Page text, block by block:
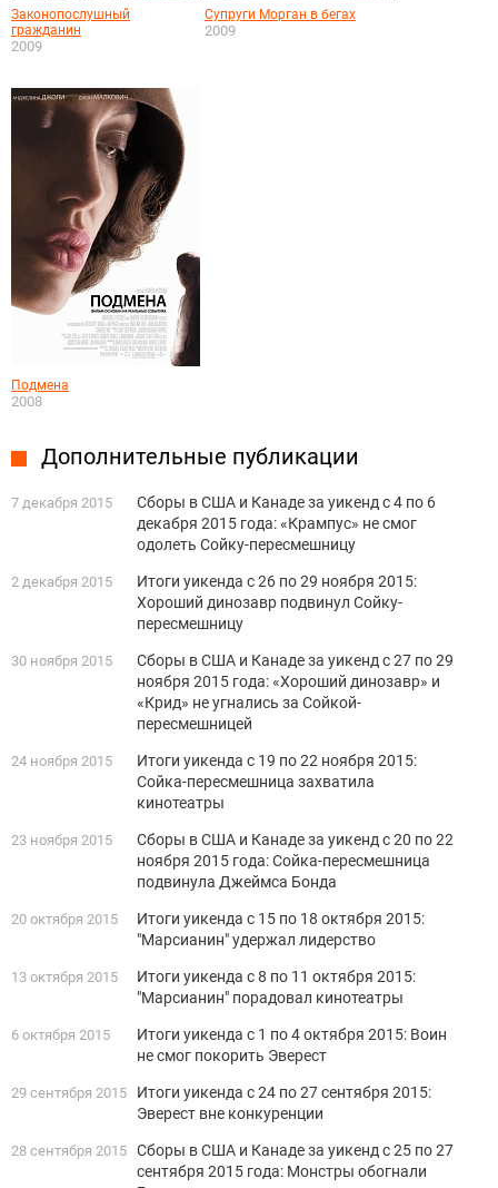
Законопослушный
гражданин
2009
Супруги Морган в бегах
2009
Подмена
2008
Дополнительные публикации
7 декабря 2015
Сборы в США и Канаде за уикенд с 4 по 6
декабря 2015 года: «Крампус» не смог
одолеть Сойку-пересмешницу
2 декабря 2015
Итоги уикенда с 26 по 29 ноября 2015:
Хороший динозавр подвинул Сойку-
пересмешницу
30 ноября 2015
Сборы в США и Канаде за уикенд с 27 по 29
ноября 2015 года: «Хороший динозавр» и
«Крид» не угнались за Сойкой-
пересмешницей
24 ноября 2015
Итоги уикенда с 19 по 22 ноября 2015:
Сойка-пересмешница захватила
кинотеатры
23 ноября 2015
Сборы в США и Канаде за уикенд с 20 по 22
ноября 2015 года: Сойка-пересмешница
подвинула Джеймса Бонда
20 октября 2015
Итоги уикенда с 15 по 18 октября 2015:
"Марсианин" удержал лидерство
13 октября 2015
Итоги уикенда с 8 по 11 октября 2015:
"Марсианин" порадовал кинотеатры
6 октября 2015
Итоги уикенда с 1 по 4 октября 2015: Воин
не смог покорить Эверест
29 сентября 2015
Итоги уикенда с 24 по 27 сентября 2015:
Эверест вне конкуренции
28 сентября 2015 Сборы в США и Канаде за уикенд с 25 по 27
сентября 2015 года: Монстры обогнали